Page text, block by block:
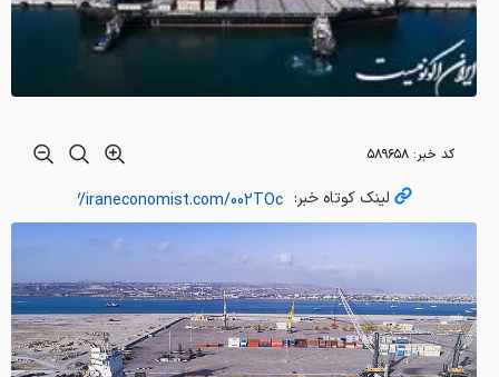
کد خبر: ۵۸۹۶۵۸
لینک کوتاه خبر: